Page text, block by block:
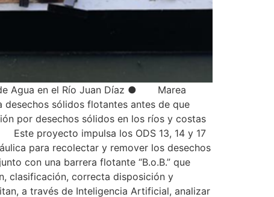
de Agua en el Río Juan Díaz ● Marea
desechos sólidos flotantes antes de que
por desechos sólidos en los ríos y costas
proyecto impulsa los ODS 13, 14 y 17
para recolectar y remover los desechos
con una barrera flotante “B.o.B.” que
clasificación, correcta disposición y
a través de Inteligencia Artificial, analizar